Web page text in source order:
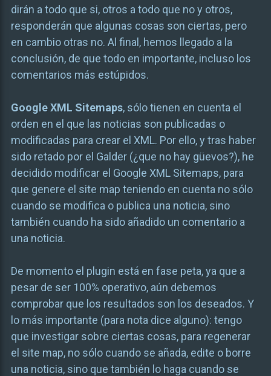
dirán a todo que si, otros a todo que no y otros,
responderán que algunas cosas son ciertas, pero
en cambio otras no. Al final, hemos llegado a la
conclusión, de que todo en importante, incluso los
comentarios más estúpidos.
Google XML Sitemaps, sólo tienen en cuenta el
orden en el que las noticias son publicadas o
modificadas para crear el XML. Por ello, y tras haber
sido retado por el Galder (¿que no hay güevos?), he
decidido modificar el Google XML Sitemaps, para
que genere el site map teniendo en cuenta no sólo
cuando se modifica o publica una noticia, sino
también cuando ha sido añadido un comentario a
una noticia.
De momento el plugin está en fase peta, ya que a
pesar de ser 100% operativo, aún debemos
comprobar que los resultados son los deseados. Y
lo más importante (para nota dice alguno): tengo
que investigar sobre ciertas cosas, para regenerar
el site map, no sólo cuando se añada, edite o borre
una noticia, sino que también lo haga cuando se